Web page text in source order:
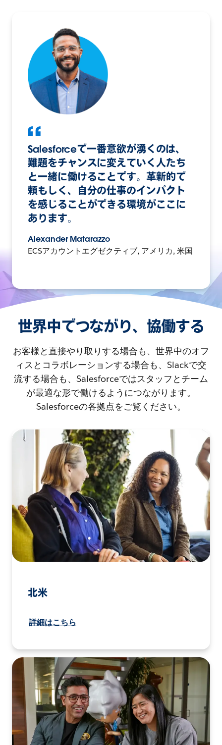
Salesforceで一番意欲が湧くのは、
難題をチャンスに変えていく人たち
と一緒に働けることです。革新的で
頼もしく、自分の仕事のインパクト
を感じることができる環境がここに
あります。
Alexander Matarazzo
ECSアカウントエグゼクティブ, アメリカ, 米国
世界中でつながり、協働する
お客様と直接やり取りする場合も、世界中のオフ
ィスとコラボレーションする場合も、Slackで交
流する場合も、Salesforceではスタッフとチーム
が最適な形で働けるようにつながります。
Salesforceの各拠点をご覧ください。
北米
詳細はこちら